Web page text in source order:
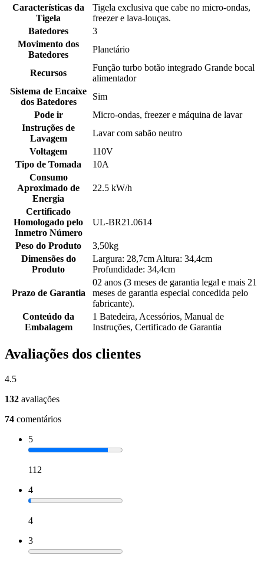
Características da
Tigela
Tigela exclusiva que cabe no micro-ondas,
freezer e lava-louças.
Batedores
3
Movimento dos
Batedores
Planetário
Recursos
Função turbo botão integrado Grande bocal
alimentador
Sistema de Encaixe
dos Batedores
Sim
Pode ir
Micro-ondas, freezer e máquina de lavar
Instruções de
Lavagem
Lavar com sabão neutro
Voltagem
110V
Tipo de Tomada
10A
Consumo
Aproximado de
Energia
22.5 kW/h
Certificado
Homologado pelo
Inmetro Número
UL-BR21.0614
Peso do Produto
3,50kg
Dimensões do
Produto
Largura: 28,7cm Altura: 34,4cm
Profundidade: 34,4cm
Prazo de Garantia
02 anos (3 meses de garantia legal e mais 21
meses de garantia especial concedida pelo
fabricante).
Conteúdo da
Embalagem
1 Batedeira, Acessórios, Manual de
Instruções, Certificado de Garantia
Avaliações dos clientes
4.5
132 avaliações
74 comentários
5
112
4
4
3